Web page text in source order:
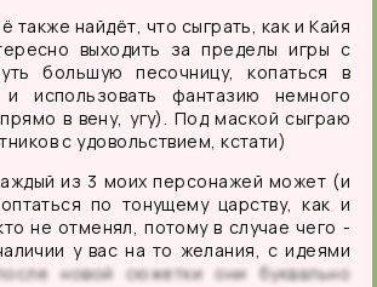
также найдёт, что сыграть, как и Кайя
выходить за пределы игры с
большую песочницу, копаться в
и использовать фантазию немного
в вену, угу). Под маской сыграю
с удовольствием, кстати)
из 3 моих персонажей может (и
по тонущему царству, как и
не отменял, потому в случае чего -
у вас на то желания, с идеями
новой сюжетки они буквально